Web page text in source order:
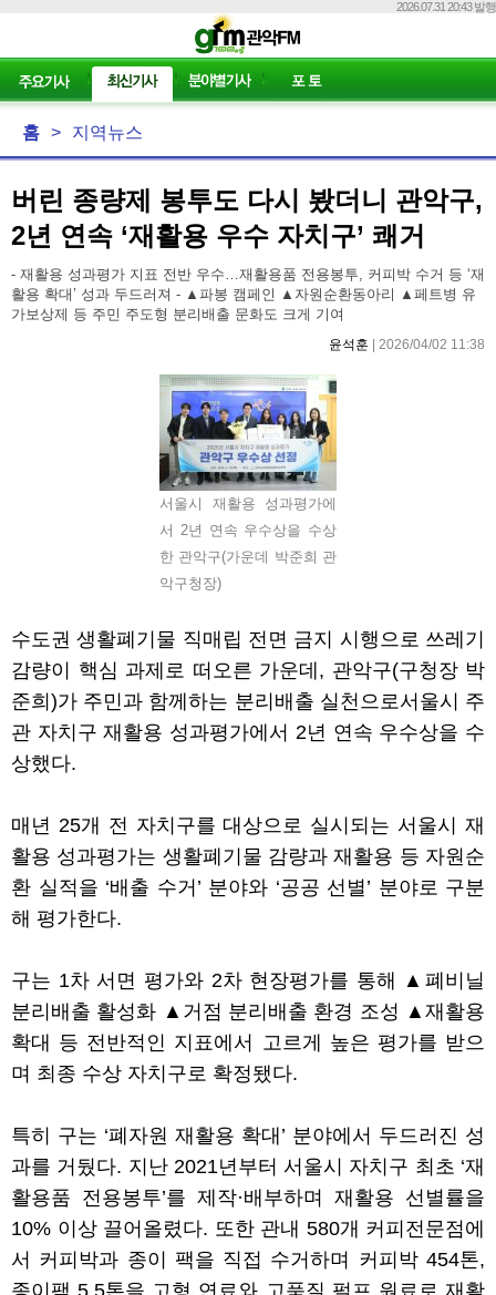
2026.07.31 20:43 발행
홈 > 지역뉴스
버린 종량제 봉투도 다시 봤더니 관악구,
2년 연속 ‘재활용 우수 자치구’ 쾌거
- 재활용 성과평가 지표 전반 우수…재활용품 전용봉투, 커피박 수거 등 ‘재
활용 확대’ 성과 두드러져 - ▲파봉 캠페인 ▲자원순환동아리 ▲페트병 유
가보상제 등 주민 주도형 분리배출 문화도 크게 기여
윤석훈 | 2026/04/02 11:38
서울시 재활용 성과평가에
서 2년 연속 우수상을 수상
한 관악구(가운데 박준희 관
악구청장)
수도권 생활폐기물 직매립 전면 금지 시행으로 쓰레기
감량이 핵심 과제로 떠오른 가운데 , 관악구(구청장 박
준희 )가 주민과 함께하는 분리배출 실천으로서울시 주
관 자치구 재활용 성과평가에서 2년 연속 우수상을 수
상했다.
매년 25개 전 자치구를 대상으로 실시되는 서울시 재
활용 성과평가는 생활폐기물 감량과 재활용 등 자원순
환 실적을 ‘배출 수거 ’ 분야와 ‘공공 선별 ’ 분야로 구분
해 평가한다.
구는 1차 서면 평가와 2차 현장평가를 통해 ▲ 폐비닐
분리배출 활성화 ▲ 거점 분리배출 환경 조성 ▲ 재활용
확대 등 전반적인 지표에서 고르게 높은 평가를 받으
며 최종 수상 자치구로 확정됐다.
특히 구는 ‘폐자원 재활용 확대 ’ 분야에서 두드러진 성
과를 거뒀다. 지난 2021년부터 서울시 자치구 최초 ‘재
활용품 전용봉투’를 제작·배부하며 재활용 선별률을
10% 이상 끌어올렸다. 또한 관내 580개 커피전문점에
서 커피박과 종이 팩을 직접 수거하며 커피박 454톤,
종이팩5.5톤을 고형 연료와 고품질 펄프 원료로 재활